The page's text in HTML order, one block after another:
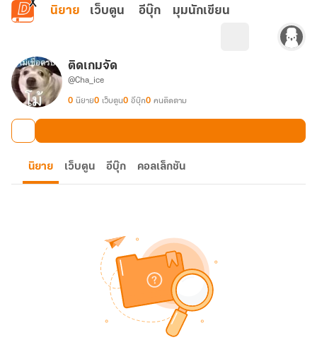
ข้ามไปยังเนื้อหาหลัก
นิยาย เว็บตูน อีบุ๊ก มุมนักเขียน
ติดเกมจัด
@Cha_ice
0 นิยาย0 เว็บตูน0 อีบุ๊ก0 คนติดตาม
นิยาย เว็บตูน อีบุ๊ก คอลเล็กชัน